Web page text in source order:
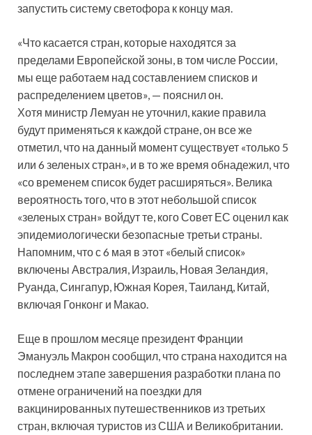
запустить систему светофора к концу мая.
«Что касается стран, которые находятся за
пределами Европейской зоны, в том числе России,
мы еще работаем над составлением списков и
распределением цветов», — пояснил он.
Хотя министр Лемуан не уточнил, какие правила
будут применяться к каждой стране, он все же
отметил, что на данный момент существует «только 5
или 6 зеленых стран», и в то же время обнадежил, что
«со временем список будет расширяться». Велика
вероятность того, что в этот небольшой список
«зеленых стран» войдут те, кого Совет ЕС оценил как
эпидемиологически безопасные третьи страны.
Напомним, что с 6 мая в этот «белый список»
включены Австралия, Израиль, Новая Зеландия,
Руанда, Сингапур, Южная Корея, Таиланд, Китай,
включая Гонконг и Макао.
Еще в прошлом месяце президент Франции
Эмануэль Макрон сообщил, что страна находится на
последнем этапе завершения разработки плана по
отмене ограничений на поездки для
вакцинированных путешественников из третьих
стран, включая туристов из США и Великобритании.